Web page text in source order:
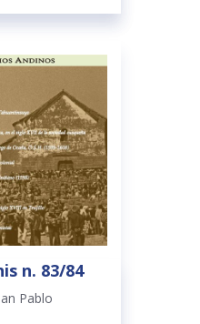
n. 83/84
Pablo